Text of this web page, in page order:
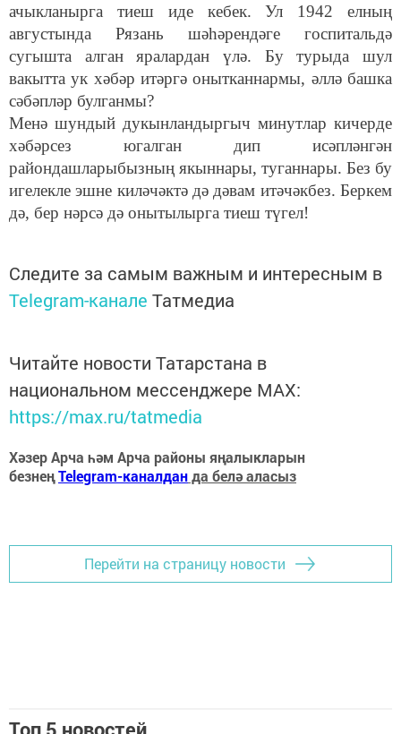
ачыкланырга тиеш иде кебек. Ул 1942 елның
августында Рязань шәһәрендәге госпитальдә
сугышта алган яралардан үлә. Бу турыда шул
вакытта ук хәбәр итәргә онытканнармы, әллә башка
сәбәпләр булганмы?
Менә шундый дукынландыргыч минутлар кичерде
хәбәрсез югалган дип исәпләнгән
райондашларыбызның якыннары, туганнары. Без бу
игелекле эшне киләчәктә дә дәвам итәчәкбез. Беркем
дә, бер нәрсә дә онытылырга тиеш түгел!
Следите за самым важным и интересным в
Telegram-канале Татмедиа
Читайте новости Татарстана в
национальном мессенджере MАХ:
https://max.ru/tatmedia
Хәзер Арча һәм Арча районы яңалыкларын
безнеңTelegram-каналданда белә аласыз
Перейти на страницу новости
Топ 5 новостей